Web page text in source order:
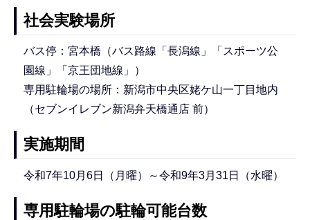
社会実験場所
バス停：宮本橋（バス路線「長潟線」「スポーツ公
園線」「京王団地線」）
専用駐輪場の場所：新潟市中央区姥ケ山一丁目地内
（セブンイレブン新潟弁天橋通店 前）
実施期間
令和7年10月6日（月曜）～令和9年3月31日（水曜）
専用駐輪場の駐輪可能台数